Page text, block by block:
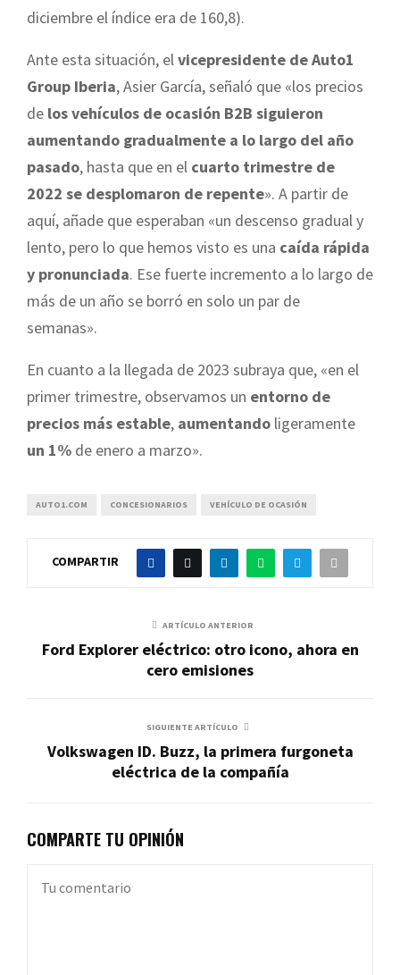
diciembre el índice era de 160,8).
Ante esta situación, el vicepresidente de Auto1
Group Iberia, Asier García, señaló que «los precios
de los vehículos de ocasión B2B siguieron
aumentando gradualmente a lo largo del año
pasado, hasta que en el cuarto trimestre de
2022 se desplomaron de repente». A partir de
aquí, añade que esperaban «un descenso gradual y
lento, pero lo que hemos visto es una caída rápida
y pronunciada. Ese fuerte incremento a lo largo de
más de un año se borró en solo un par de
semanas».
En cuanto a la llegada de 2023 subraya que, «en el
primer trimestre, observamos un entorno de
precios más estable, aumentando ligeramente
un 1% de enero a marzo».
AUTO1.COM CONCESIONARIOS VEHÍCULO DE OCASIÓN
COMPARTIR
ARTÍCULO ANTERIOR
Ford Explorer eléctrico: otro icono, ahora en
cero emisiones
SIGUIENTE ARTÍCULO
Volkswagen ID. Buzz, la primera furgoneta
eléctrica de la compañía
COMPARTE TU OPINIÓN